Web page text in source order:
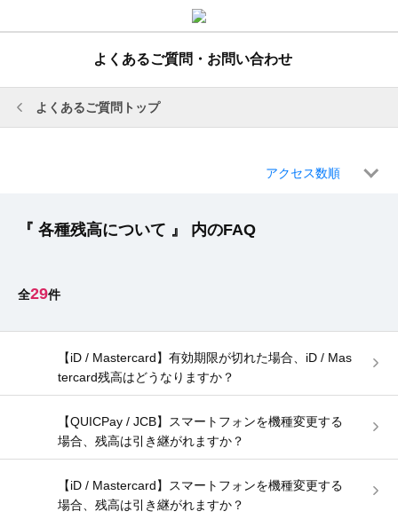
よくあるご質問・お問い合わせ
よくあるご質問トップ
アクセス数順
『 各種残高について 』 内のFAQ
29
【iD / Mastercard】有効期限が切れた場合、iD / Mas
tercard残高はどうなりますか？
【QUICPay / JCB】スマートフォンを機種変更する
場合、残高は引き継がれますか？
【iD / Mastercard】スマートフォンを機種変更する
場合、残高は引き継がれますか？